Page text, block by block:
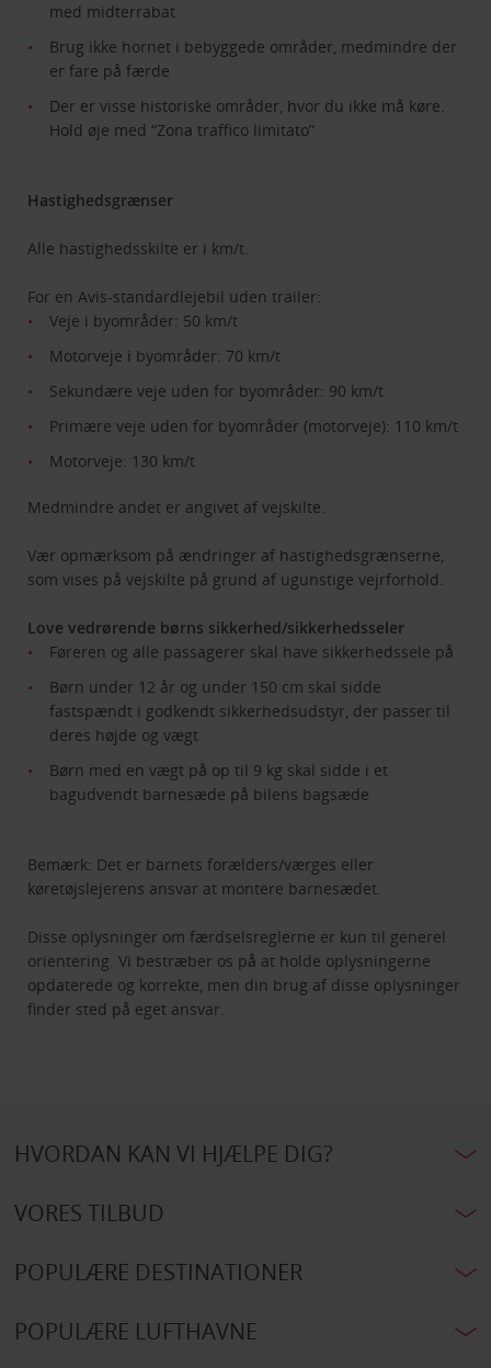
med midterrabat
Brug ikke hornet i bebyggede områder, medmindre der
er fare på færde
Der er visse historiske områder, hvor du ikke må køre.
Hold øje med “Zona traffico limitato”
Hastighedsgrænser
Alle hastighedsskilte er i km/t.
For en Avis-standardlejebil uden trailer:
Veje i byområder: 50 km/t
Motorveje i byområder: 70 km/t
Sekundære veje uden for byområder: 90 km/t
Primære veje uden for byområder (motorveje): 110 km/t
Motorveje: 130 km/t
Medmindre andet er angivet af vejskilte.
Vær opmærksom på ændringer af hastighedsgrænserne,
som vises på vejskilte på grund af ugunstige vejrforhold.
Love vedrørende børns sikkerhed/sikkerhedsseler
Føreren og alle passagerer skal have sikkerhedssele på
Børn under 12 år og under 150 cm skal sidde
fastspændt i godkendt sikkerhedsudstyr, der passer til
deres højde og vægt
Børn med en vægt på op til 9 kg skal sidde i et
bagudvendt barnesæde på bilens bagsæde
Bemærk: Det er barnets forælders/værges eller
køretøjslejerens ansvar at montere barnesædet.
Disse oplysninger om færdselsreglerne er kun til generel
orientering. Vi bestræber os på at holde oplysningerne
opdaterede og korrekte, men din brug af disse oplysninger
finder sted på eget ansvar.
HVORDAN KAN VI HJÆLPE DIG?
VORES TILBUD
POPULÆRE DESTINATIONER
POPULÆRE LUFTHAVNE